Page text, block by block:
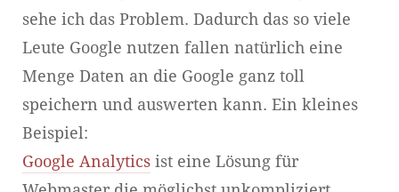
sehe ich das Problem. Dadurch das so viele
Leute Google nutzen fallen natürlich eine
Menge Daten an die Google ganz toll
speichern und auswerten kann. Ein kleines
Beispiel:
Google Analytics ist eine Lösung für